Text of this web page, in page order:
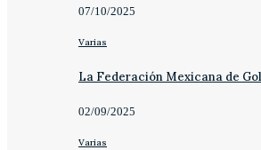
07/10/2025
Varias
La Federación Mexicana de
02/09/2025
Varias